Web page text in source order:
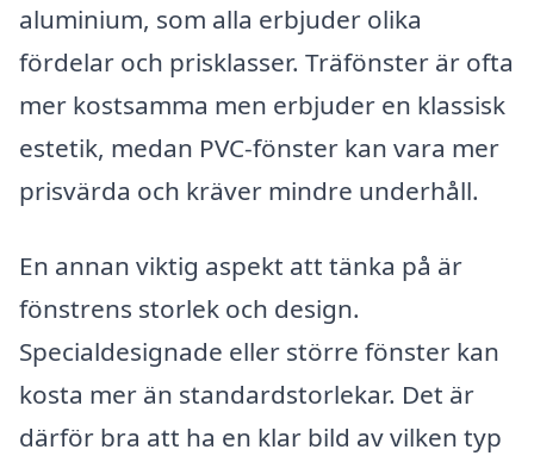
aluminium, som alla erbjuder olika
fördelar och prisklasser. Träfönster är ofta
mer kostsamma men erbjuder en klassisk
estetik, medan PVC-fönster kan vara mer
prisvärda och kräver mindre underhåll.
En annan viktig aspekt att tänka på är
fönstrens storlek och design.
Specialdesignade eller större fönster kan
kosta mer än standardstorlekar. Det är
därför bra att ha en klar bild av vilken typ